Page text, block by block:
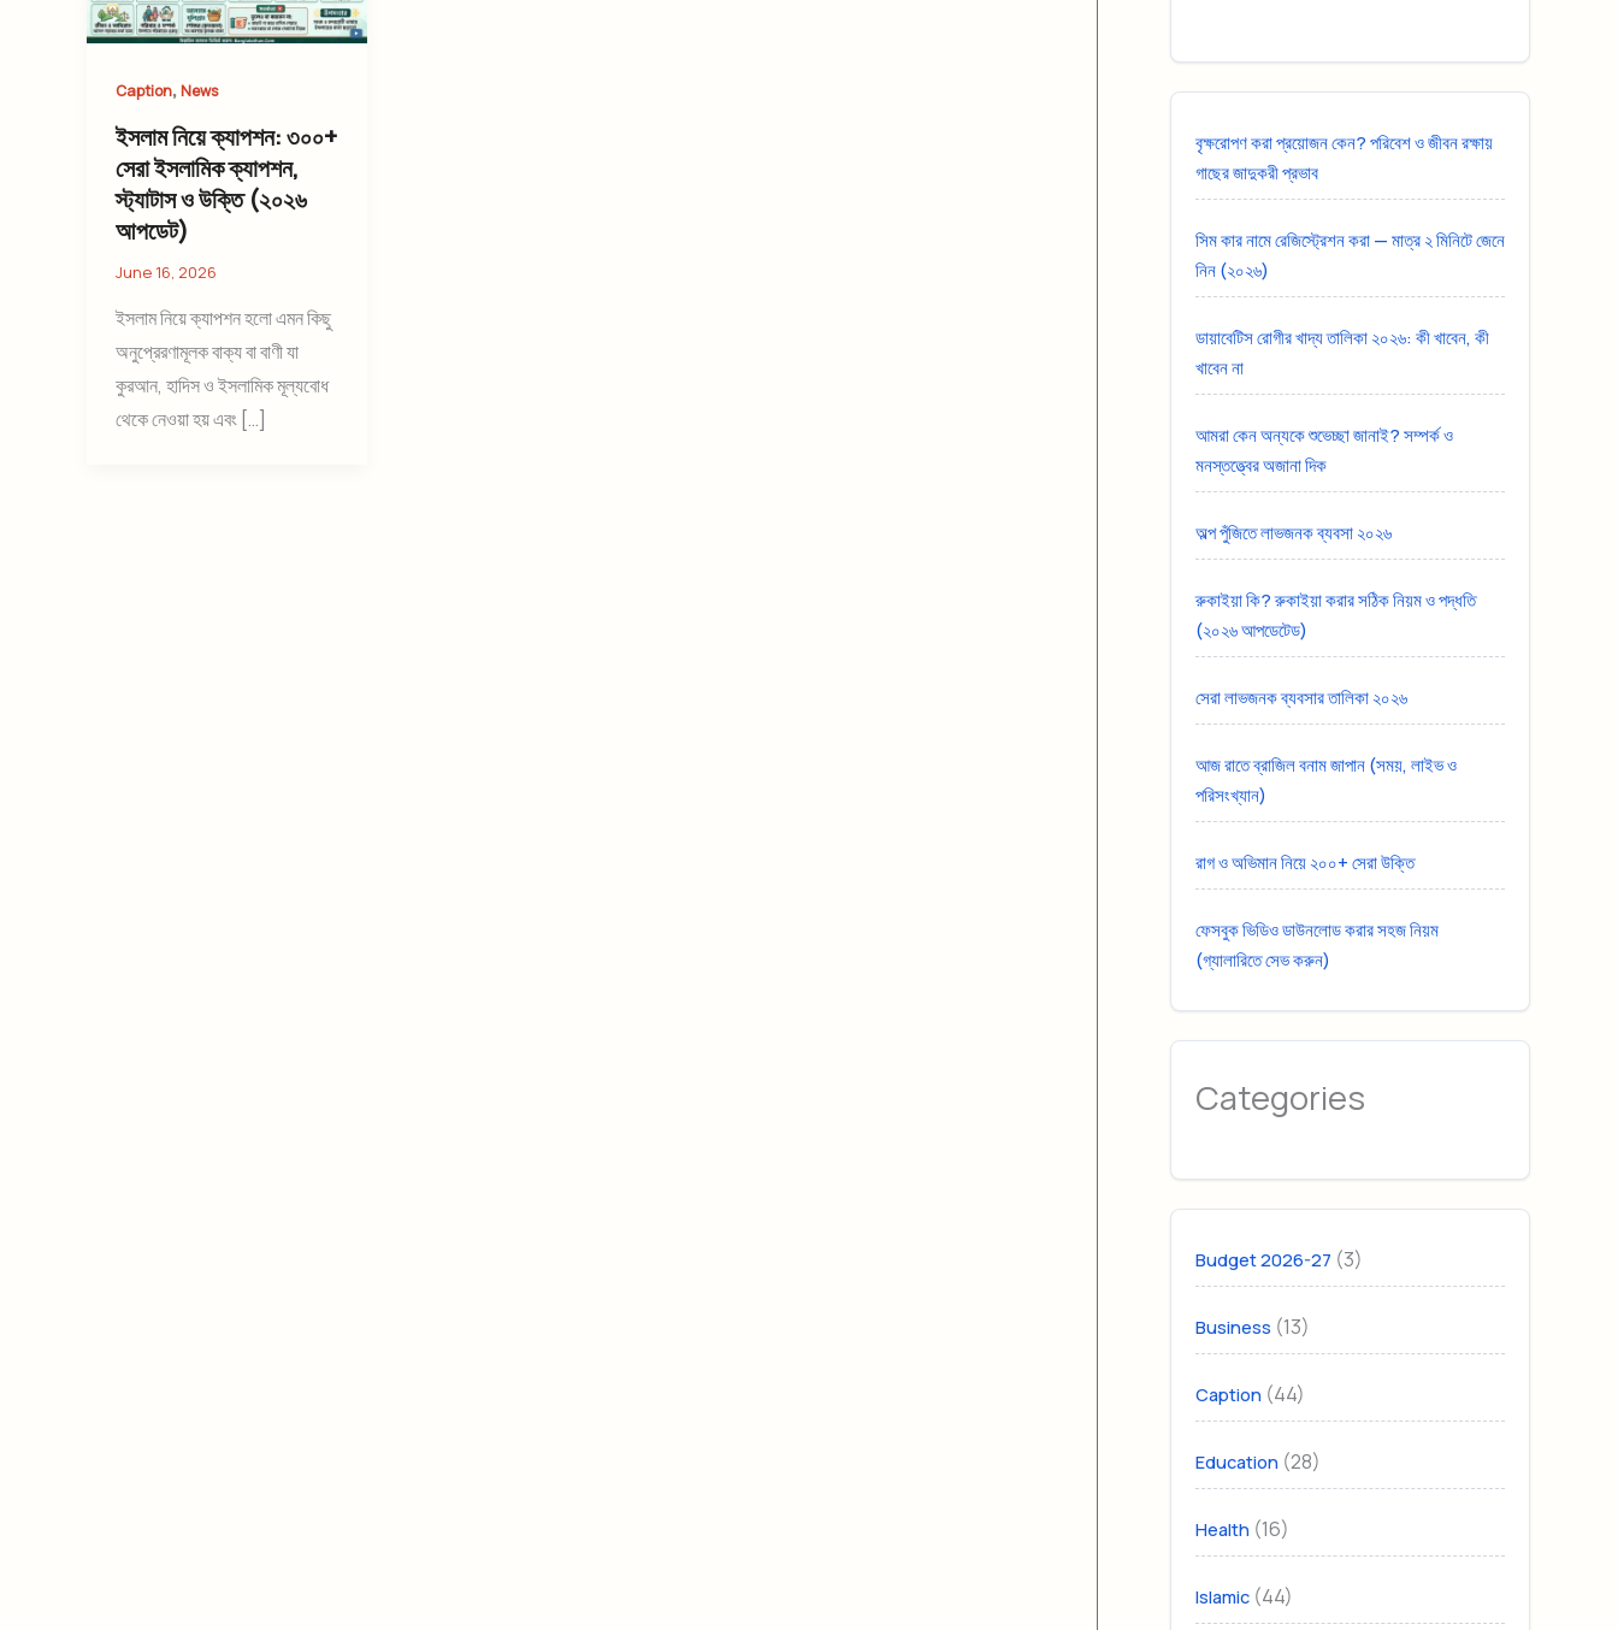
Caption, News
ইসলাম নিয়ে ক্যাপশন: ৩০০+
সেরা ইসলামিক ক্যাপশন,
স্ট্যাটাস ও উক্তি (২০২৬
আপডেট)
June 16, 2026
ইসলাম নিয়ে ক্যাপশন হলো এমন কিছু
অনুপ্রেরণামূলক বাক্য বা বাণী যা
কুরআন, হাদিস ও ইসলামিক মূল্যবোধ
থেকে নেওয়া হয় এবং […]
বৃক্ষরোপণ করা প্রয়োজন কেন? পরিবেশ ও জীবন রক্ষায়
গাছের জাদুকরী প্রভাব
সিম কার নামে রেজিস্ট্রেশন করা — মাত্র ২ মিনিটে জেনে
নিন (২০২৬)
ডায়াবেটিস রোগীর খাদ্য তালিকা ২০২৬: কী খাবেন, কী
খাবেন না
আমরা কেন অন্যকে শুভেচ্ছা জানাই? সম্পর্ক ও
মনস্তত্ত্বের অজানা দিক
অল্প পুঁজিতে লাভজনক ব্যবসা ২০২৬
রুকাইয়া কি? রুকাইয়া করার সঠিক নিয়ম ও পদ্ধতি
(২০২৬ আপডেটেড)
সেরা লাভজনক ব্যবসার তালিকা ২০২৬
আজ রাতে ব্রাজিল বনাম জাপান (সময়, লাইভ ও
পরিসংখ্যান)
রাগ ও অভিমান নিয়ে ২০০+ সেরা উক্তি
ফেসবুক ভিডিও ডাউনলোড করার সহজ নিয়ম
(গ্যালারিতে সেভ করুন)
Categories
Budget 2026-27 (3)
Business (13)
Caption (44)
Education (28)
Health (16)
Islamic (44)